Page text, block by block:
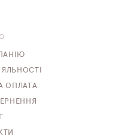
ОПЛАТА